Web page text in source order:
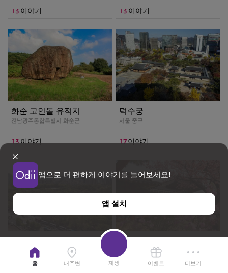
앱으로 더 편하게 이야기를 들어보세요!
앱 설치
13 이야기 13 이야기
화순 고인돌 유적지
전남광주통합특별시 화순군
13 이야기
덕수궁
서울 중구
17 이야기
서울 종로구
창덕궁
서울 종로구
홈 내주변 재생 이벤트 더보기